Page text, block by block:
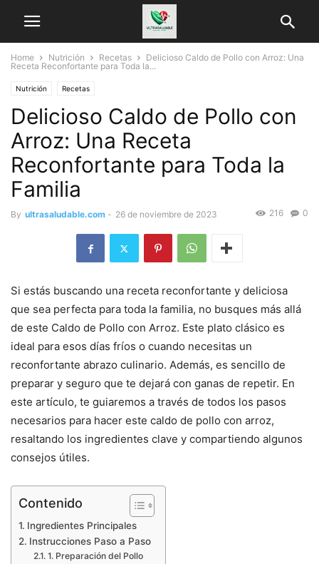
Home Nutrición Recetas
Delicioso Caldo de Pollo con Arroz: Una
Receta Reconfortante para Toda la...
Nutrición Recetas
Delicioso Caldo de Pollo con
Arroz: Una Receta
Reconfortante para Toda la
Familia
By ultrasaludable.com - 26 de noviembre de 2023 0
216
Si estás buscando una receta reconfortante y deliciosa
que sea perfecta para toda la familia, no busques más allá
de este Caldo de Pollo con Arroz. Este plato clásico es
ideal para esos días fríos o cuando necesitas un
reconfortante abrazo culinario. Además, es sencillo de
preparar y seguro que te dejará con ganas de repetir. En
este artículo, te guiaremos a través de todos los pasos
necesarios para hacer este caldo de pollo con arroz,
resaltando los ingredientes clave y compartiendo algunos
consejos útiles.
Contenido
Ingredientes Principales
Instrucciones Paso a Paso
1. Preparación del Pollo